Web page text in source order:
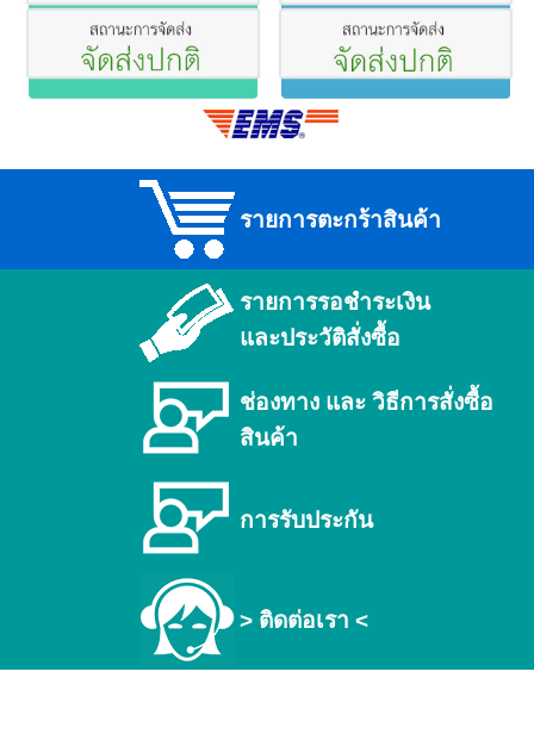
รายการตะกร้าสินค้า
รายการรอชำระเงิน
และประวัติสั่งซื้อ
ช่องทาง และ วิธีการสั่งซื้อ
สินค้า
การรับประกัน
> ติดต่อเรา <